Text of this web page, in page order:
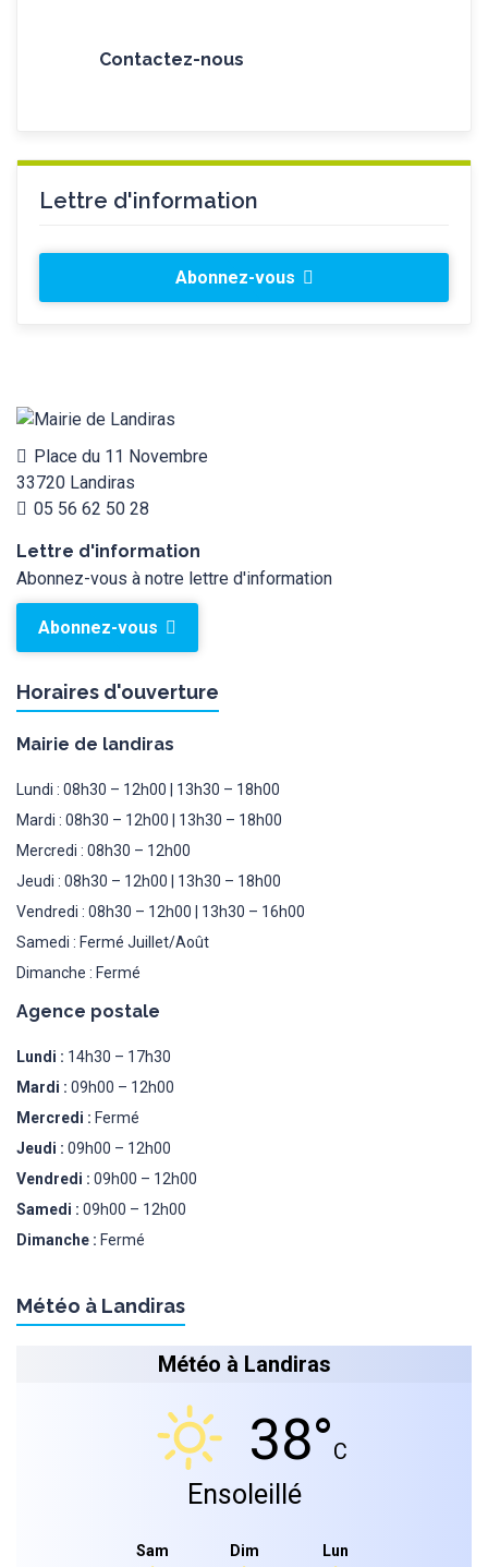
Contactez-nous
Lettre d'information
Abonnez-vous
Place du 11 Novembre
33720 Landiras
05 56 62 50 28
Lettre d'information
Abonnez-vous à notre lettre d'information
Abonnez-vous
Horaires d'ouverture
Mairie de landiras
Lundi : 08h30 – 12h00 | 13h30 – 18h00
Mardi : 08h30 – 12h00 | 13h30 – 18h00
Mercredi : 08h30 – 12h00
Jeudi : 08h30 – 12h00 | 13h30 – 18h00
Vendredi : 08h30 – 12h00 | 13h30 – 16h00
Samedi : Fermé Juillet/Août
Dimanche : Fermé
Agence postale
Lundi : 14h30 – 17h30
Mardi : 09h00 – 12h00
Mercredi : Fermé
Jeudi : 09h00 – 12h00
Vendredi : 09h00 – 12h00
Samedi : 09h00 – 12h00
Dimanche : Fermé
Météo à Landiras
Météo à Landiras
38°C
Ensoleillé
Sam Dim Lun